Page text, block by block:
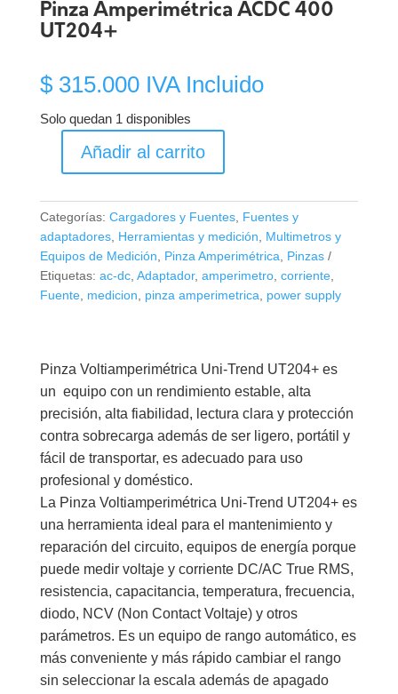
Pinza Amperimétrica ACDC 400
UT204+
$315.000 IVA Incluido
Solo quedan 1 disponibles
ACDC
400
UT204+
cantidad
Añadir al carrito
Categorías: Cargadores y Fuentes, Fuentes y
adaptadores, Herramientas y medición, Multimetros y
Equipos de Medición, Pinza Amperimétrica, Pinzas
Etiquetas: ac-dc, Adaptador, amperimetro, corriente,
Fuente, medicion, pinza amperimetrica, power supply
Pinza Voltiamperimétrica Uni-Trend UT204+ es
un equipo con un rendimiento estable, alta
precisión, alta fiabilidad, lectura clara y protección
contra sobrecarga además de ser ligero, portátil y
fácil de transportar, es adecuado para uso
profesional y doméstico.
La Pinza Voltiamperimétrica Uni-Trend UT204+ es
una herramienta ideal para el mantenimiento y
reparación del circuito, equipos de energía porque
puede medir voltaje y corriente DC/AC True RMS,
resistencia, capacitancia, temperatura, frecuencia,
diodo, NCV (Non Contact Voltaje) y otros
parámetros. Es un equipo de rango automático, es
más conveniente y más rápido cambiar el rango
sin seleccionar la escala además de apagado